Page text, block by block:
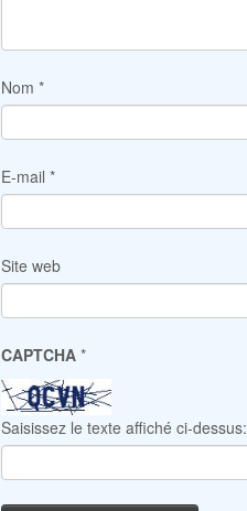
Nom *
E-mail *
Site web
CAPTCHA *
Saisissez le texte affiché ci-dessus: